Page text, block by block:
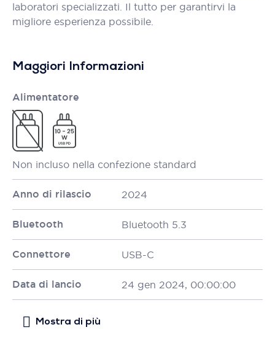
laboratori specializzati. Il tutto per garantirvi la
migliore esperienza possibile.
Maggiori Informazioni
Alimentatore
Non incluso nella confezione standard
Anno di rilascio 2024
Bluetooth Bluetooth 5.3
Connettore USB-C
Data di lancio 24 gen 2024, 00:00:00